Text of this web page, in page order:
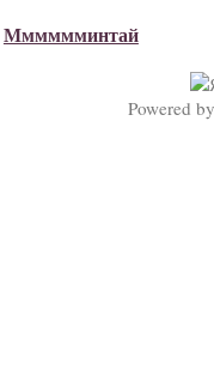
Мммммминтай
Powered